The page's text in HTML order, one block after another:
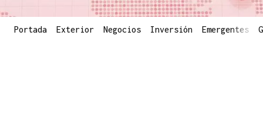
Portada Exterior Negocios Inversión Emergentes